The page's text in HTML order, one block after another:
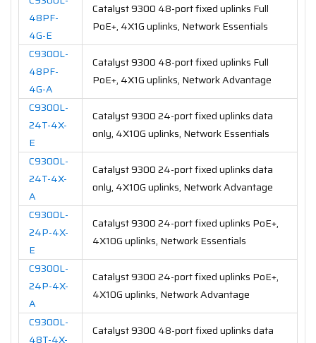
48PF-
4G-E
Catalyst 9300 48-port fixed uplinks Full
PoE+, 4X1G uplinks, Network Essentials
C9300L-
48PF-
4G-A
Catalyst 9300 48-port fixed uplinks Full
PoE+, 4X1G uplinks, Network Advantage
C9300L-
24T-4X-
E
Catalyst 9300 24-port fixed uplinks data
only, 4X10G uplinks, Network Essentials
C9300L-
24T-4X-
A
Catalyst 9300 24-port fixed uplinks data
only, 4X10G uplinks, Network Advantage
C9300L-
24P-4X-
E
Catalyst 9300 24-port fixed uplinks PoE+,
4X10G uplinks, Network Essentials
C9300L-
24P-4X-
A
Catalyst 9300 24-port fixed uplinks PoE+,
4X10G uplinks, Network Advantage
C9300L-
48T-4X-
Catalyst 9300 48-port fixed uplinks data